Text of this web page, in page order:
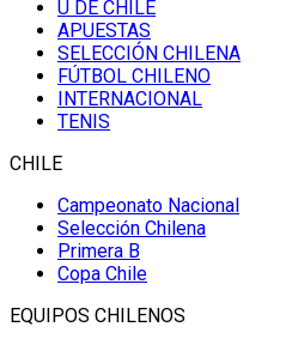
U DE CHILE
APUESTAS
SELECCIÓN CHILENA
FÚTBOL CHILENO
INTERNACIONAL
TENIS
CHILE
Campeonato Nacional
Selección Chilena
Primera B
Copa Chile
EQUIPOS CHILENOS